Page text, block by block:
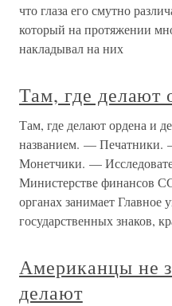
что глаза его смутно
который на протяжении
накладывал на них
Там, где делают
Там, где делают ордена и
названием. —
Монетчики. —
Министерстве финансов
органах занимает Главное
государственных знаков,
Американцы не
делают